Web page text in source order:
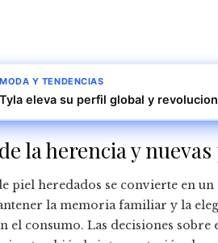
MODA Y TENDENCIAS
Tyla eleva su perfil global y
la herencia y
piel heredados se convierte en
la memoria familiar y la
el consumo. Las decisiones sobre